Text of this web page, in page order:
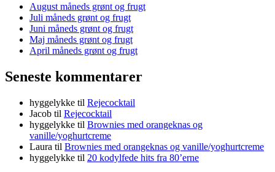
August måneds grønt og frugt
Juli måneds grønt og frugt
Juni måneds grønt og frugt
Maj måneds grønt og frugt
April måneds grønt og frugt
Seneste kommentarer
hyggelykke til Rejecocktail
Jacob til Rejecocktail
hyggelykke til Brownies med orangeknas og
vanille/yoghurtcreme
Laura til Brownies med orangeknas og vanille/yoghurtcreme
hyggelykke til 20 kodylfede hits fra 80’erne